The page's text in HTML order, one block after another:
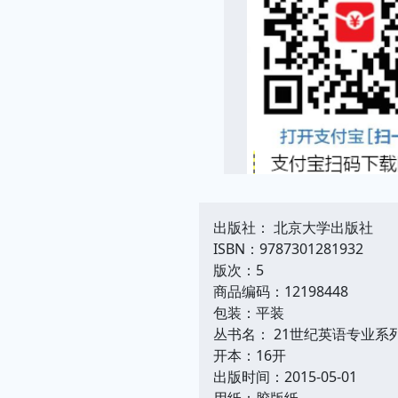
出版社： 北京大学出版社
ISBN：9787301281932
版次：5
商品编码：12198448
包装：平装
丛书名： 21世纪英语专业系
开本：16开
出版时间：2015-05-01